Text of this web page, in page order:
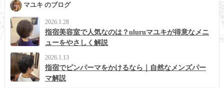
マユキ のブログ
2026.1.28
指宿美容室で人気なのは？uluruマユキが得意なメニ
ューをやさしく解説
2026.1.13
指宿でピンパーマをかけるなら｜自然なメンズパー
マ解説